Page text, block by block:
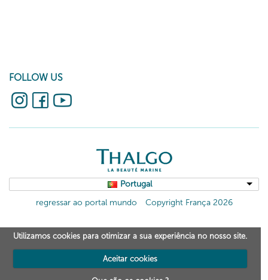
FOLLOW US
Portugal
regressar ao portal mundo
Copyright França 2026
Utilizamos cookies para otimizar a sua experiência no nosso site.
Aceitar cookies